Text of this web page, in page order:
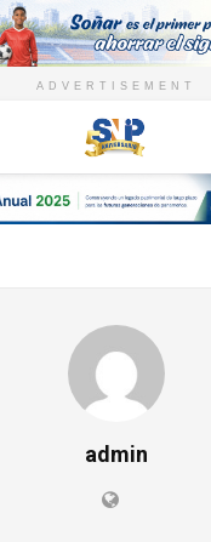
ADVERTISEMENT
admin